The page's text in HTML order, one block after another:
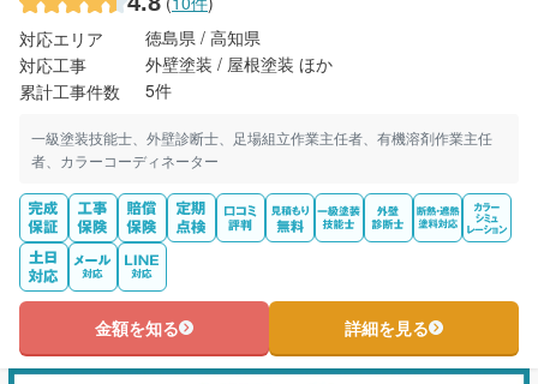
対応エリア
徳島県 / 高知県
対応工事
外壁塗装 / 屋根塗装 ほか
累計工事件数
5件
一級塗装技能士、外壁診断士、足場組立作業主任者、有機溶剤作業主任
者、カラーコーディネーター
金額を知る 詳細を見る